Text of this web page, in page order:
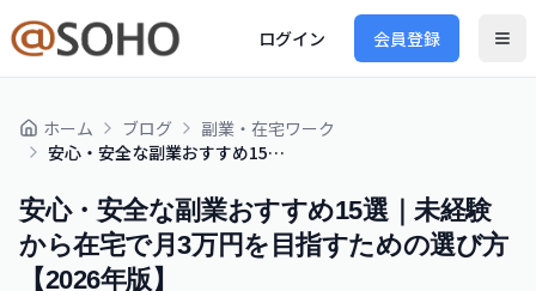
ログイン 会員登録
ホーム ブログ
副業・在宅ワーク
安心・安全な副業おすすめ15選｜未経験から在宅で月3万円を目指すための選び方【2026年版】
安心・安全な副業おすすめ15選｜未経験
から在宅で月3万円を目指すための選び方
【2026年版】